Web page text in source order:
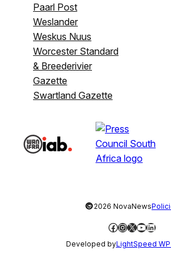
Paarl Post
Weslander
Weskus Nuus
Worcester Standard
& Breederivier
Gazette
Swartland Gazette
©2026 NovaNews
Facebook
Instagram
X YouTube
Developed byLightSpeed